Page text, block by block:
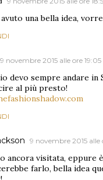
una bella idea,
9 novembre 2015 alle ore 19:05
devo sempre andare in
al più presto!
9 novembre 2015 alle
ancora visitata, eppure
farlo, bella idea